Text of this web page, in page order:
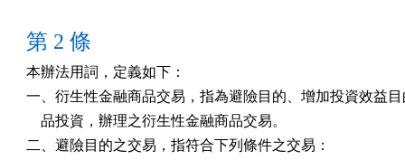
第 2 條
本辦法用詞，定義如下：
一、衍生性金融商品交易，指為避險目的、增加投資效益
    品投資，辦理之衍生性金融商品交易。
二、避險目的之交易，指符合下列條件之交易：